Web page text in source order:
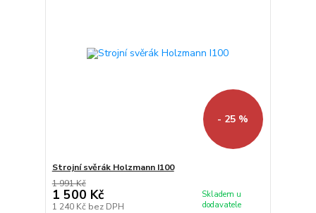
- 25 %
Strojní svěrák Holzmann I100
1 991 Kč
1 500 Kč
1 240 Kč bez DPH
Skladem u
dodavatele